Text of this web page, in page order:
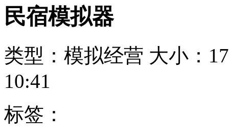
民宿模拟器
类型：模拟经营 大小：
10:41
标签：